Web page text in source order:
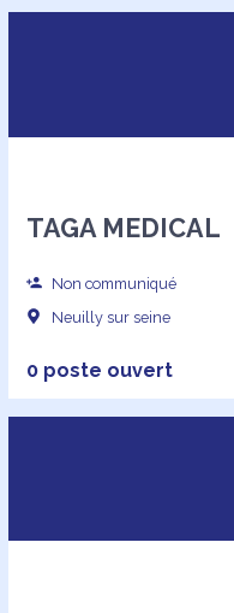
TAGA MEDICAL
Non communiqué
Neuilly sur seine
0 poste ouvert